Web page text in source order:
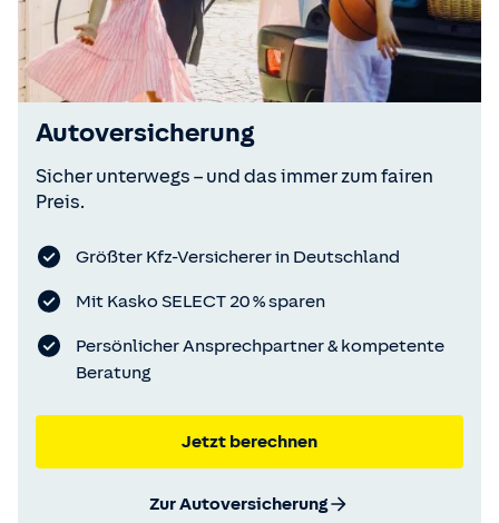
Autoversicherung
Sicher unterwegs – und das immer zum fairen
Preis.
Größter Kfz-Versicherer in Deutschland
Mit Kasko SELECT 20 % sparen
Persönlicher Ansprechpartner & kompetente
Beratung
Jetzt berechnen
Zur Autoversicherung